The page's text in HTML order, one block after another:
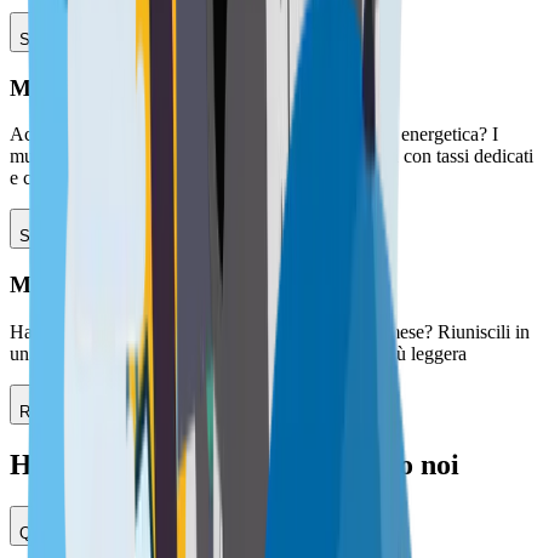
Scopri il servizio mutuo ristrutturazione
Mutuo Green
Acquisti o ristrutturi un immobile ad alta efficienza energetica? I
mutui green premiano chi investe nella sostenibilità con tassi dedicati
e condizioni agevolate
Scopri il servizio mutuo green
Mutuo consolidamento debiti
Hai più finanziamenti attivi con rate diverse ogni mese? Riuniscili in
un unico mutuo a tasso più basso. Una sola rata, più leggera
Richiedi un mutuo consolidamento debiti
Hai ancora dubbi? Rispondiamo noi
Qual è il reddito minimo per ottenere un mutuo?